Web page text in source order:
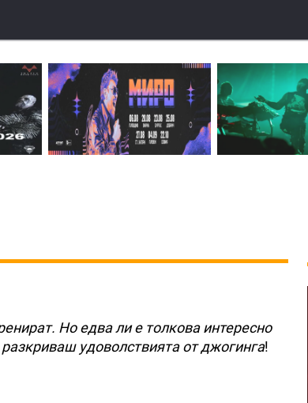
Но едва ли е толкова интересно
удоволствията от джогинга!